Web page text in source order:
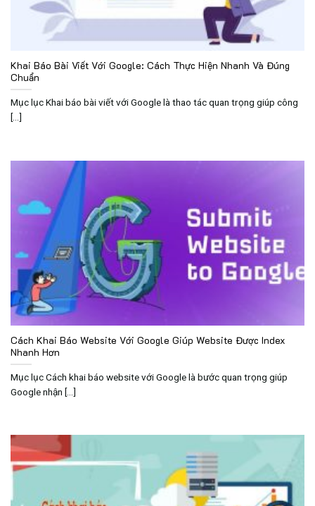
Khai Báo Bài Viết Với Google: Cách Thực Hiện Nhanh Và Đúng
Chuẩn
Mục lục Khai báo bài viết với Google là thao tác quan trọng giúp công
[...]
Cách Khai Báo Website Với Google Giúp Website Được Index
Nhanh Hơn
Mục lục Cách khai báo website với Google là bước quan trọng giúp
Google nhận [...]